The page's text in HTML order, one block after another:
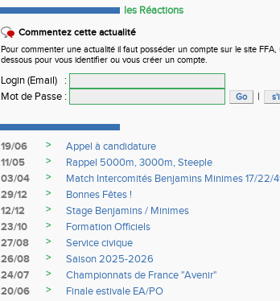
les Réactions
Commentez cette actualité
Pour commenter une actualité il faut posséder un compte sur le site FFA,
dessous pour vous identifier ou vous créer un compte.
Login (Email)
:
Mot de Passe : |
19/06 >
Appel à candidature
11/05
>
Rappel 5000m, 3000m, Steeple
03/04
>
Match Intercomités Benjamins Minimes 17/22/
29/12
>
Bonnes Fêtes !
12/12
>
Stage Benjamins / Minimes
23/10
>
Formation Officiels
27/08
>
Service civique
26/08
>
Saison 2025-2026
24/07
>
Championnats de France "Avenir"
20/06
>
Finale estivale EA/PO